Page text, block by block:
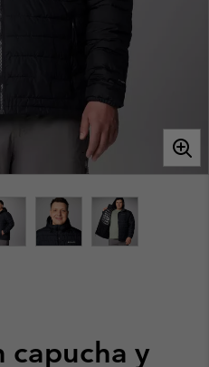
capucha y